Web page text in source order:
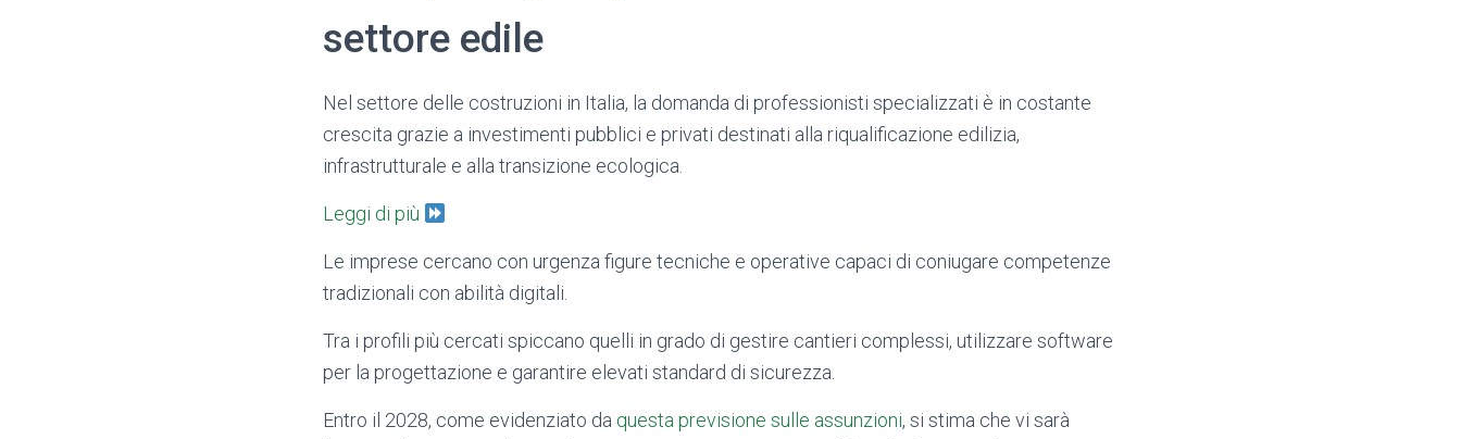
settore edile
Nel settore delle costruzioni in Italia, la domanda di professionisti specializzati è in costante
crescita grazie a investimenti pubblici e privati destinati alla riqualificazione edilizia,
infrastrutturale e alla transizione ecologica.
Leggi di più
Le imprese cercano con urgenza figure tecniche e operative capaci di coniugare competenze
tradizionali con abilità digitali.
Tra i profili più cercati spiccano quelli in grado di gestire cantieri complessi, utilizzare software
per la progettazione e garantire elevati standard di sicurezza.
Entro il 2028, come evidenziato da questa previsione sulle assunzioni, si stima che vi sarà